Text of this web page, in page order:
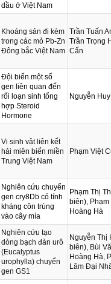
dầu ở Việt Nam
Khoáng sản đi kèm
trong các mỏ Pb-Zn
Đông bắc Việt Nam
Trần Tuấn
Trần Trọng
Cẩn
Đội biến một số
gen liên quan đến
rối loạn sinh tổng
hợp Steroid
Hormone
Nguyễn
Vi sinh vật liên kết
hải miên biển miền
Trung Việt Nam
Phạm Việt
Nghiên cứu chuyển
gen cry8Db có tính
kháng côn trùng
vào cây mía
Phạm Thị
biên),
Hoàng Hà
Nghiên cứu tạo
dòng bạch đàn urô
(Eucalyptus
urophylla) chuyển
gen GS1
Nguyễn Thị
biên), Bùi
Hoàng Hà,
Lâm Đại